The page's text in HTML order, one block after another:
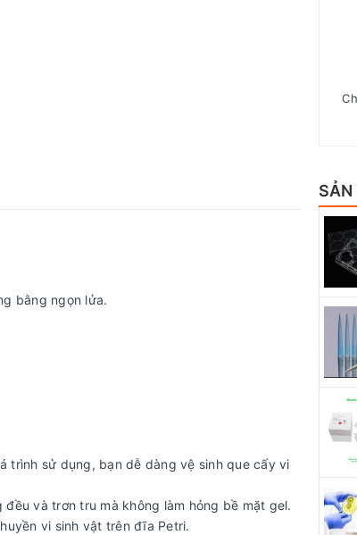
bằng ngọn lửa.
trình sử dụng, bạn dễ dàng vệ sinh que cấy vi
và trơn tru mà không làm hỏng bề mặt gel.
vi sinh vật trên đĩa Petri.
SẢN